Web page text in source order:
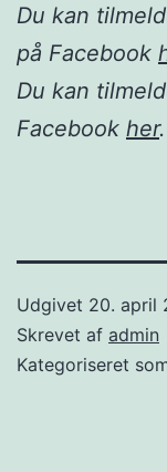
Du kan
på Facebook
Du kan
Facebook her.
Udgivet 20. april
Skrevet af admin
Kategoriseret